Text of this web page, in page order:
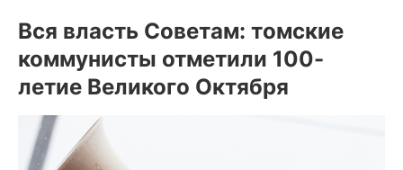
Вся власть Советам: томские
коммунисты отметили 100-
летие Великого Октября